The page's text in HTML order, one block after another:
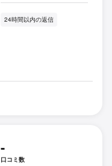
24時間以内の返信
-
口コミ数